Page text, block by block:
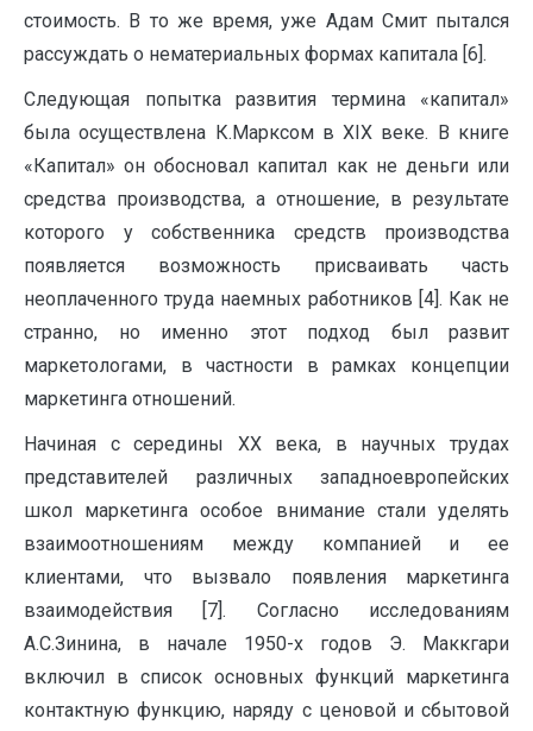
стоимость. В то же время, уже Адам Смит пытался
рассуждать о нематериальных формах капитала [6].
Следующая попытка развития термина «капитал»
была осуществлена К.Марксом в XIX веке. В книге
«Капитал» он обосновал капитал как не деньги или
средства произ­водства, а отношение, в результате
которого у собственника средств производства
появляет­ся возможность присваивать часть
неоплаченного труда наемных работников [4]. Как не
странно, но именно этот подход был развит
маркетологами, в частности в рамках концепции
маркетинга отношений.
Начиная с середины XX века, в научных трудах
представителей различ­ных западноевропейских
школ маркетинга особое внимание стали уделять
взаимоотношени­ям между компанией и ее
клиентами, что вызвало появления маркетинга
взаимодействия [7]. Согласно исследованиям
А.С.Зинина, в начале 1950-х годов Э. Маккгари
включил в список ос­новных функций маркетинга
контактную функцию, наряду с ценовой и сбытовой